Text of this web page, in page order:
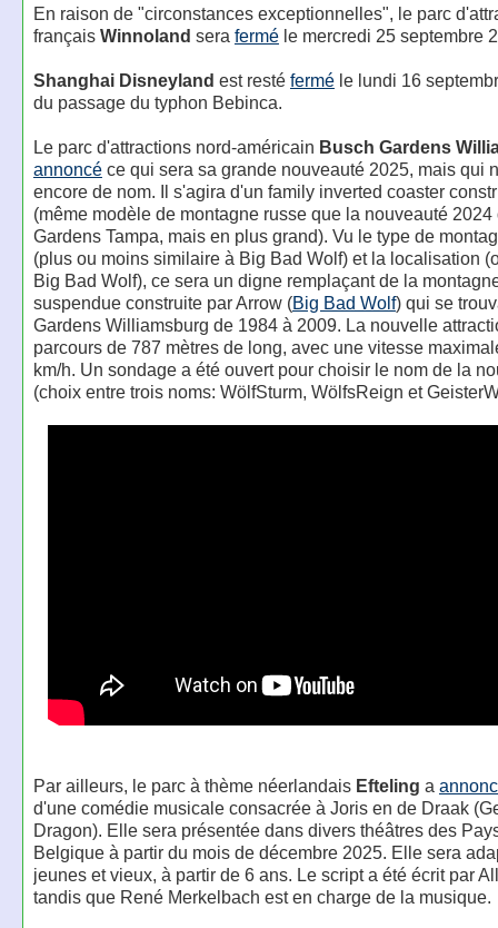
En raison de "circonstances exceptionnelles", le parc
français Winnoland sera ferméle mercredi 25 septembre
Shanghai Disneyland est resté ferméle lundi 16
du passage du typhon Bebinca.
Le parc d'attractions nord-américain Busch Gardens
annoncéce qui sera sa grande nouveauté 2025, mais qui
encore de nom. Il s'agira d'un family inverted coaster
(même modèle de montagne russe que la nouveauté 2024
Gardens Tampa, mais en plus grand). Vu le type de
(plus ou moins similaire à Big Bad Wolf) et la localisation
Big Bad Wolf), ce sera un digne remplaçant de la
suspendue construite par Arrow (Big Bad Wolf) qui se
Gardens Williamsburg de 1984 à 2009. La nouvelle
parcours de 787 mètres de long, avec une vitesse
km/h. Un sondage a été ouvert pour choisir le nom de la
(choix entre trois noms: WölfSturm, WölfsReign et
Par ailleurs, le parc à thème néerlandais Efteling a
d'une comédie musicale consacrée à Joris en de Draak
Dragon). Elle sera présentée dans divers théâtres des
Belgique à partir du mois de décembre 2025. Elle sera
jeunes et vieux, à partir de 6 ans. Le script a été écrit par
tandis que René Merkelbach est en charge de la musique.